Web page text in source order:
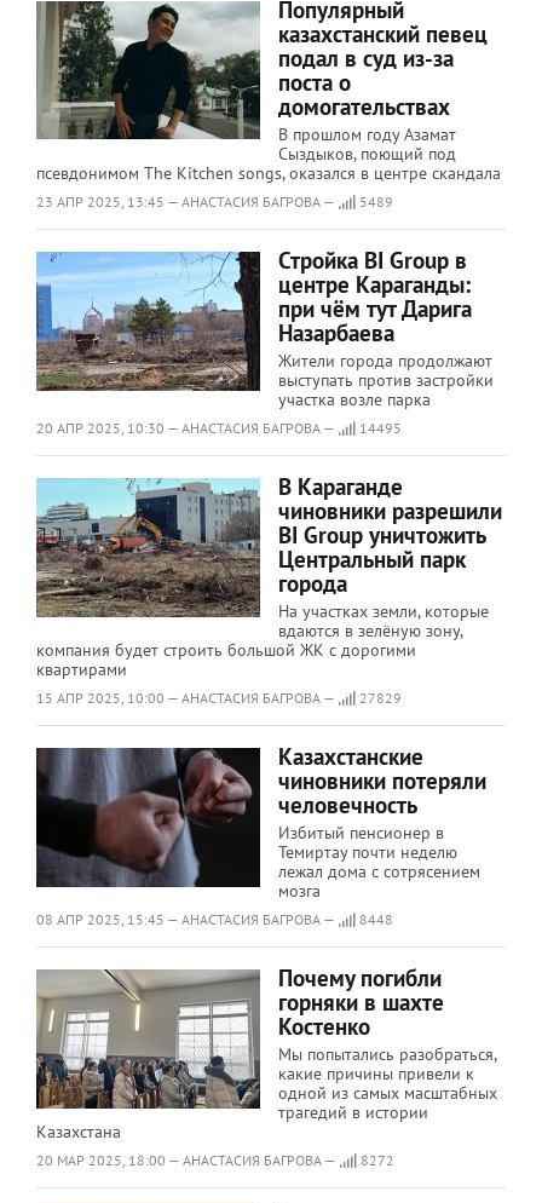
Популярный
казахстанский певец
подал в суд из-за
поста о
домогательствах
В прошлом году Азамат
Сыздыков, поющий под
псевдонимом The Kitchen songs, оказался в центре скандала
23 АПР 2025, 13:45 — АНАСТАСИЯ БАГРОВА — 5489
Стройка BI Group в
центре Караганды:
при чём тут Дарига
Назарбаева
Жители города продолжают
выступать против застройки
участка возле парка
20 АПР 2025, 10:30 — АНАСТАСИЯ БАГРОВА — 14495
В Караганде
чиновники разрешили
BI Group уничтожить
Центральный парк
города
На участках земли, которые
вдаются в зелёную зону,
компания будет строить большой ЖК с дорогими
квартирами
15 АПР 2025, 10:00 — АНАСТАСИЯ БАГРОВА — 27829
Казахстанские
чиновники потеряли
человечность
Избитый пенсионер в
Темиртау почти неделю
лежал дома с сотрясением
мозга
08 АПР 2025, 15:45 — АНАСТАСИЯ БАГРОВА — 8448
Почему погибли
горняки в шахте
Костенко
Мы попытались разобраться,
какие причины привели к
одной из самых масштабных
трагедий в истории
Казахстана
20 МАР 2025, 18:00 — АНАСТАСИЯ БАГРОВА — 8272